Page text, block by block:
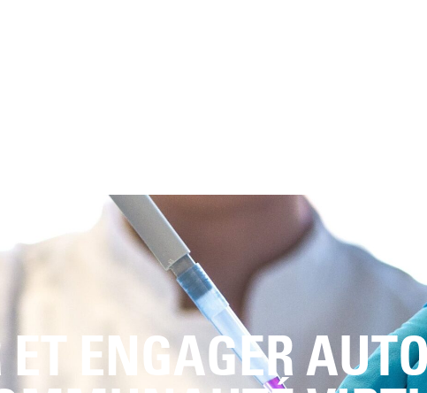
ET ENGAGER